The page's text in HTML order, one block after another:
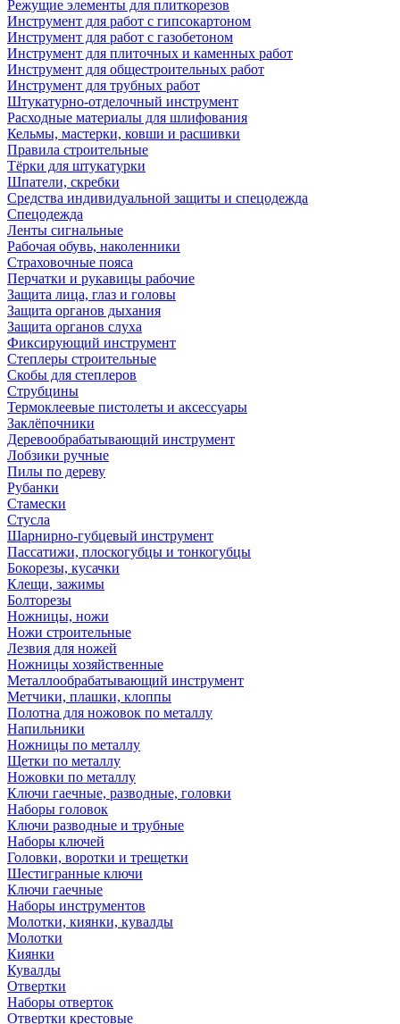
Режущие элементы для плиткорезов
Инструмент для работ с гипсокартоном
Инструмент для работ с газобетоном
Инструмент для плиточных и каменных работ
Инструмент для общестроительных работ
Инструмент для трубных работ
Штукатурно-отделочный инструмент
Расходные материалы для шлифования
Кельмы, мастерки, ковши и расшивки
Правила строительные
Тёрки для штукатурки
Шпатели, скребки
Средства индивидуальной защиты и спецодежда
Спецодежда
Ленты сигнальные
Рабочая обувь, наколенники
Страховочные пояса
Перчатки и рукавицы рабочие
Защита лица, глаз и головы
Защита органов дыхания
Защита органов слуха
Фиксирующий инструмент
Степлеры строительные
Скобы для степлеров
Струбцины
Термоклеевые пистолеты и аксессуары
Заклёпочники
Деревообрабатывающий инструмент
Лобзики ручные
Пилы по дереву
Рубанки
Стамески
Стусла
Шарнирно-губцевый инструмент
Пассатижи, плоскогубцы и тонкогубцы
Бокорезы, кусачки
Клещи, зажимы
Болторезы
Ножницы, ножи
Ножи строительные
Лезвия для ножей
Ножницы хозяйственные
Металлообрабатывающий инструмент
Метчики, плашки, клоппы
Полотна для ножовок по металлу
Напильники
Ножницы по металлу
Щетки по металлу
Ножовки по металлу
Ключи гаечные, разводные, головки
Наборы головок
Ключи разводные и трубные
Наборы ключей
Головки, воротки и трещетки
Шестигранные ключи
Ключи гаечные
Наборы инструментов
Молотки, киянки, кувалды
Молотки
Киянки
Кувалды
Отвертки
Наборы отверток
Отвертки крестовые